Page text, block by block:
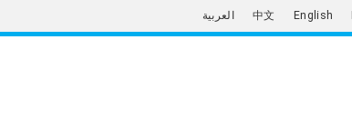
العربية 中文 English